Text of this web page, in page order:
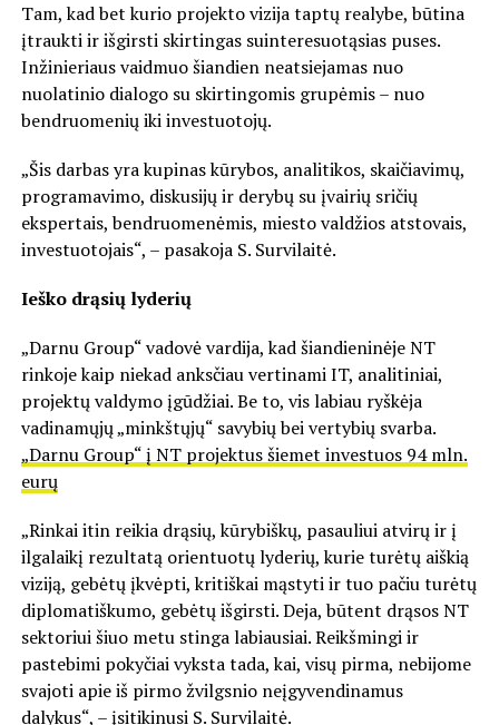
Tam, kad bet kurio projekto vizija taptų realybe, būtina
įtraukti ir išgirsti skirtingas suinteresuotąsias puses.
Inžinieriaus vaidmuo šiandien neatsiejamas nuo
nuolatinio dialogo su skirtingomis grupėmis – nuo
bendruomenių iki investuotojų.
„Šis darbas yra kupinas kūrybos, analitikos, skaičiavimų,
programavimo, diskusijų ir derybų su įvairių sričių
ekspertais, bendruomenėmis, miesto valdžios atstovais,
investuotojais“, – pasakoja S. Survilaitė.
Ieško drąsių lyderių
„Darnu Group“ vadovė vardija, kad šiandieninėje NT
rinkoje kaip niekad anksčiau vertinami IT, analitiniai,
projektų valdymo įgūdžiai. Be to, vis labiau ryškėja
vadinamųjų „minkštųjų“ savybių bei vertybių svarba.
„Darnu Group“ į NT projektus šiemet investuos 94 mln.
eurų
„Rinkai itin reikia drąsių, kūrybiškų, pasauliui atvirų ir į
ilgalaikį rezultatą orientuotų lyderių, kurie turėtų aiškią
viziją, gebėtų įkvėpti, kritiškai mąstyti ir tuo pačiu turėtų
diplomatiškumo, gebėtų išgirsti. Deja, būtent drąsos NT
sektoriui šiuo metu stinga labiausiai. Reikšmingi ir
pastebimi pokyčiai vyksta tada, kai, visų pirma, nebijome
svajoti apie iš pirmo žvilgsnio neįgyvendinamus
dalykus“, – įsitikinusi S. Survilaitė.